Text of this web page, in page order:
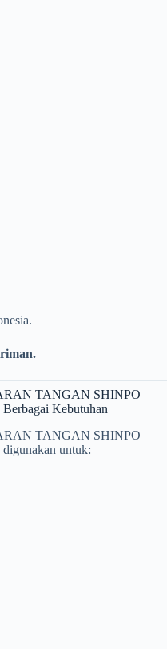
TANGAN SHINPO
Kebutuhan
TANGAN SHINPO
untuk: